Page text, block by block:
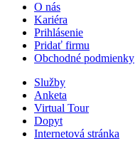
O nás
Kariéra
Prihlásenie
Pridať firmu
Obchodné podmienky
Služby
Anketa
Virtual Tour
Dopyt
Internetová stránka